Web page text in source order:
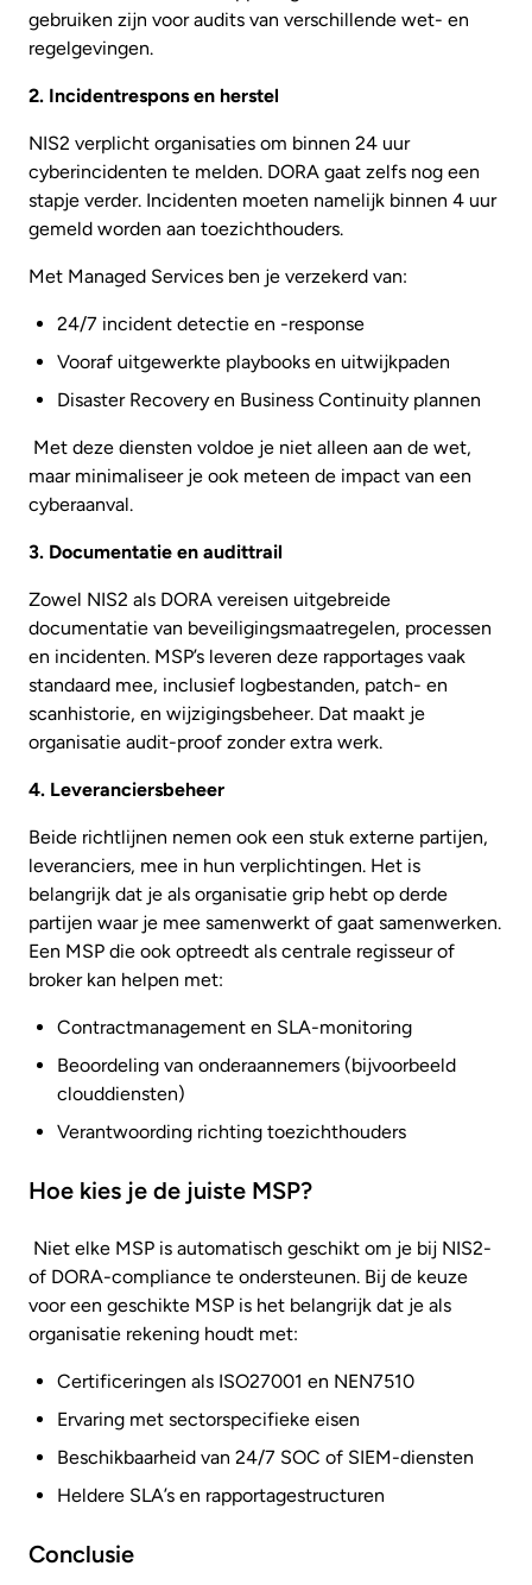
gebruiken zijn voor audits van verschillende wet- en
regelgevingen.
2. Incidentrespons en herstel
NIS2 verplicht organisaties om binnen 24 uur
cyberincidenten te melden. DORA gaat zelfs nog een
stapje verder. Incidenten moeten namelijk binnen 4 uur
gemeld worden aan toezichthouders.
Met Managed Services ben je verzekerd van:
24/7 incident detectie en -response
Vooraf uitgewerkte playbooks en uitwijkpaden
Disaster Recovery en Business Continuity plannen
Met deze diensten voldoe je niet alleen aan de wet,
maar minimaliseer je ook meteen de impact van een
cyberaanval.
3. Documentatie en audittrail
Zowel NIS2 als DORA vereisen uitgebreide
documentatie van beveiligingsmaatregelen, processen
en incidenten. MSP’s leveren deze rapportages vaak
standaard mee, inclusief logbestanden, patch- en
scanhistorie, en wijzigingsbeheer. Dat maakt je
organisatie audit-proof zonder extra werk.
4. Leveranciersbeheer
Beide richtlijnen nemen ook een stuk externe partijen,
leveranciers, mee in hun verplichtingen. Het is
belangrijk dat je als organisatie grip hebt op derde
partijen waar je mee samenwerkt of gaat samenwerken.
Een MSP die ook optreedt als centrale regisseur of
broker kan helpen met:
Contractmanagement en SLA-monitoring
Beoordeling van onderaannemers (bijvoorbeeld
clouddiensten)
Verantwoording richting toezichthouders
Hoe kies je de juiste MSP?
Niet elke MSP is automatisch geschikt om je bij NIS2-
of DORA-compliance te ondersteunen. Bij de keuze
voor een geschikte MSP is het belangrijk dat je als
organisatie rekening houdt met:
Certificeringen als ISO27001 en NEN7510
Ervaring met sectorspecifieke eisen
Beschikbaarheid van 24/7 SOC of SIEM-diensten
Heldere SLA’s en rapportagestructuren
Conclusie